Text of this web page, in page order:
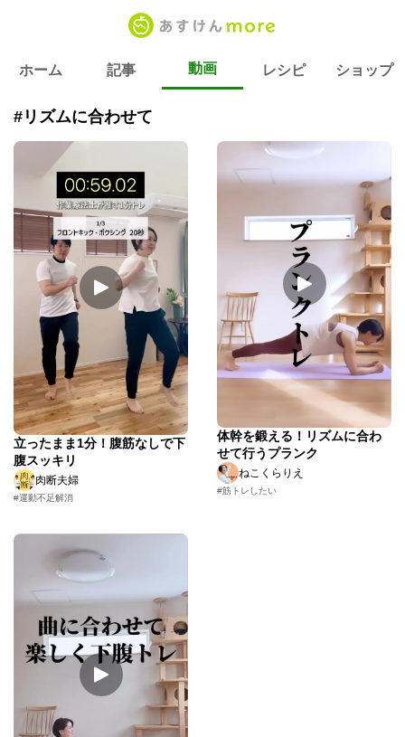
ホーム 記事 動画 レシピ ショップ
#リズムに合わせて
立ったまま1分！腹筋なしで下
腹スッキリ
肉断夫婦
#運動不足解消
体幹を鍛える！リズムに合わ
せて行うプランク
ねこくらりえ
#筋トレしたい